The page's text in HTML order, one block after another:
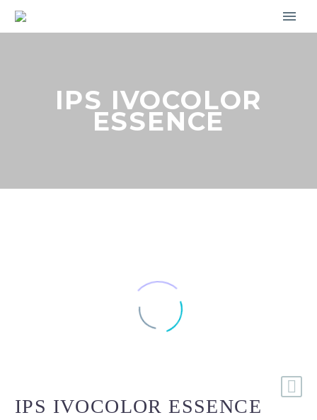
IPS IVOCOLOR
ESSENCE
IPS IVOCOLOR ESSENCE